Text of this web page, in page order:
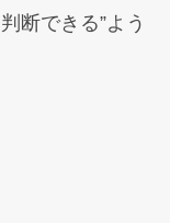
断できる”よう